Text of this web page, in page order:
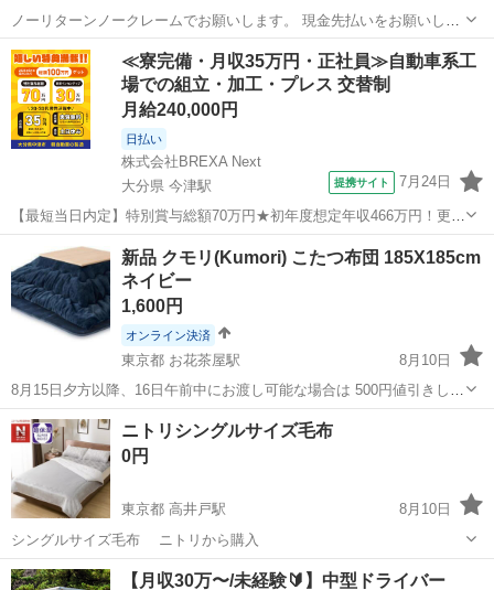
ノーリターンノークレームでお願いします。 現金先払いをお願いしま
す。
島根 松江市 松江駅 寝具 掛け布団
≪寮完備・月収35万円・正社員≫自動車系工
場での組立・加工・プレス 交替制
月給240,000円
日払い
株式会社BREXA Next
大分県 今津駅
提携サイト 7月24日
【最短当日内定】特別賞与総額70万円★初年度想定年収466万円！更新
インセンティブ30万円★無料の備品付き寮完備＆赴任旅費会社負担◎
業績賞与＆昇給あり！軽自動車の製造業務！ ダイハツ車の製造 大手自
動車メーカーである『ダイ...
中津市 今津駅
新品 クモリ(Kumori) こたつ布団 185X185cm
ネイビー
1,600円
オンライン決済
東京都 お花茶屋駅
8月10日
8月15日夕方以降、16日午前中にお渡し可能な場合は 500円値引きしま
す。 上記の2日間以降は22日のみ対応可能です。 未開封品となりま
す。 サイズは185X185cmです。 ペット、喫煙者なし
東京 葛飾区 お花茶屋駅 寝具
ニトリシングルサイズ毛布
0円
東京都 高井戸駅
8月10日
シングルサイズ毛布 ニトリから購入
東京 杉並区 高井戸駅 寝具
【月収30万〜/未経験🔰】中型ドライバー